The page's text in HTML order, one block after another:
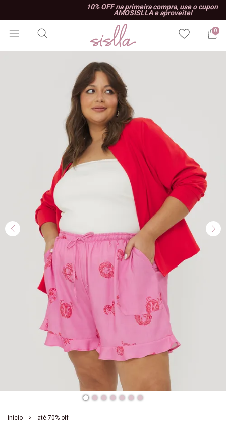
10% OFF na primeira compra, use o cupom
AMOSISLLA e aproveite!
0
início até 70% off